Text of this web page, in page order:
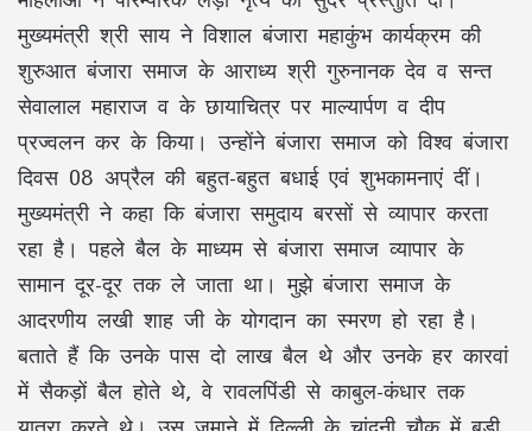
मुख्यमंत्री श्री साय ने विशाल बंजारा महाकुंभ कार्यक्रम की
शुरुआत बंजारा समाज के आराध्य श्री गुरुनानक देव व सन्त
सेवालाल महाराज व के छायाचित्र पर माल्यार्पण व दीप
प्रज्वलन कर के किया। उन्होंने बंजारा समाज को विश्व बंजारा
दिवस 08 अप्रैल की बहुत-बहुत बधाई एवं शुभकामनाएं दीं।
मुख्यमंत्री ने कहा कि बंजारा समुदाय बरसों से व्यापार करता
रहा है। पहले बैल के माध्यम से बंजारा समाज व्यापार के
सामान दूर-दूर तक ले जाता था। मुझे बंजारा समाज के
आदरणीय लखी शाह जी के योगदान का स्मरण हो रहा है।
बताते हैं कि उनके पास दो लाख बैल थे और उनके हर कारवां
में सैकड़ों बैल होते थे, वे रावलपिंडी से काबुल-कंधार तक